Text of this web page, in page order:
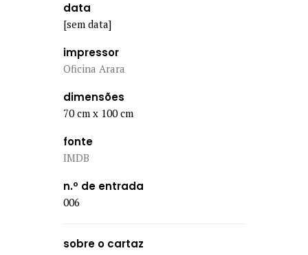
data
[sem data]
impressor
Oficina Arara
dimensões
70 cm x 100 cm
fonte
IMDB
n.º de entrada
006
sobre o cartaz